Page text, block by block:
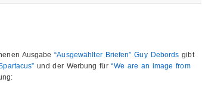
Ausgabe“Ausgewählter Briefen” Guy Debords gibt
und der Werbung für“We are an image from